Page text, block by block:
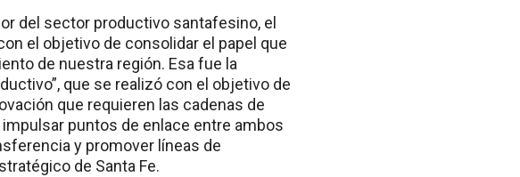
del sector productivo santafesino, el
el objetivo de consolidar el papel que
de nuestra región. Esa fue la
que se realizó con el objetivo de
que requieren las cadenas de
puntos de enlace entre ambos
y promover líneas de
de Santa Fe.